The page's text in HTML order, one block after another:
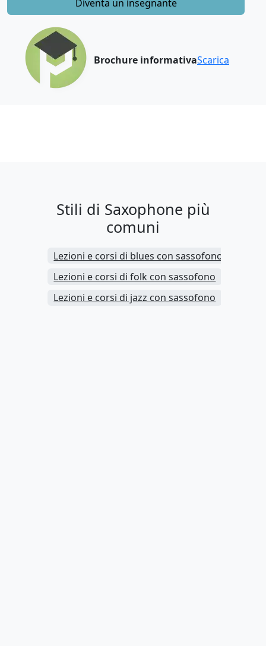
Diventa un insegnante
Brochure informativaScarica
Stili di Saxophone più
comuni
Lezioni e corsi di blues con sassofono
Lezioni e corsi di folk con sassofono
Lezioni e corsi di jazz con sassofono